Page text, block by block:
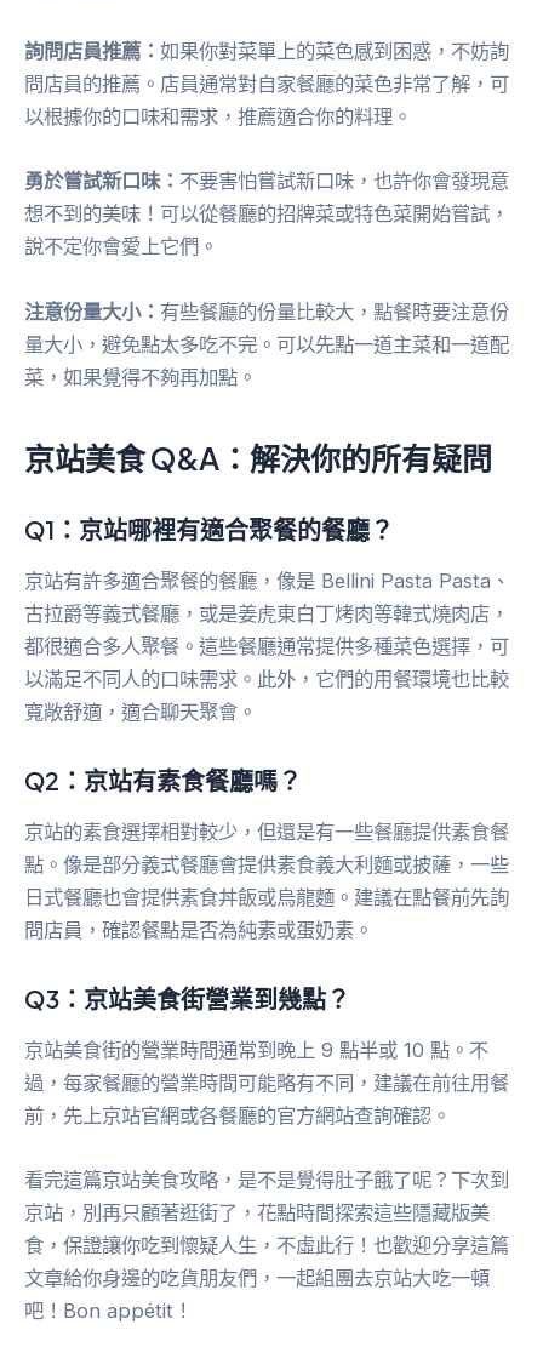
詢問店員推薦： 如果你對菜單上的菜色感到困惑，不妨詢
問店員的推薦。店員通常對自家餐廳的菜色非常了解，可
以根據你的口味和需求，推薦適合你的料理。
勇於嘗試新口味： 不要害怕嘗試新口味，也許你會發現意
想不到的美味！可以從餐廳的招牌菜或特色菜開始嘗試，
說不定你會愛上它們。
注意份量大小： 有些餐廳的份量比較大，點餐時要注意份
量大小，避免點太多吃不完。可以先點一道主菜和一道配
菜，如果覺得不夠再加點。
京站美食 Q&A：解決你的所有疑問
Q1：京站哪裡有適合聚餐的餐廳？
京站有許多適合聚餐的餐廳，像是 Bellini Pasta Pasta、
古拉爵等義式餐廳，或是姜虎東白丁烤肉等韓式燒肉店，
都很適合多人聚餐。這些餐廳通常提供多種菜色選擇，可
以滿足不同人的口味需求。此外，它們的用餐環境也比較
寬敞舒適，適合聊天聚會。
Q2：京站有素食餐廳嗎？
京站的素食選擇相對較少，但還是有一些餐廳提供素食餐
點。像是部分義式餐廳會提供素食義大利麵或披薩，一些
日式餐廳也會提供素食丼飯或烏龍麵。建議在點餐前先詢
問店員，確認餐點是否為純素或蛋奶素。
Q3：京站美食街營業到幾點？
京站美食街的營業時間通常到晚上 9 點半或 10 點。不
過，每家餐廳的營業時間可能略有不同，建議在前往用餐
前，先上京站官網或各餐廳的官方網站查詢確認。
看完這篇京站美食攻略，是不是覺得肚子餓了呢？下次到
京站，別再只顧著逛街了，花點時間探索這些隱藏版美
食，保證讓你吃到懷疑人生，不虛此行！也歡迎分享這篇
文章給你身邊的吃貨朋友們，一起組團去京站大吃一頓
吧！Bon appétit！